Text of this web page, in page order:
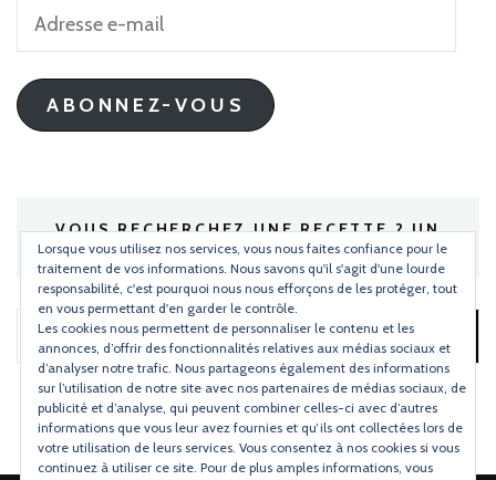
Adresse
mail
ABONNEZ-VOUS
VOUS RECHERCHEZ UNE RECETTE ? UN
INGRÉDIENT ?
Rechercher :
Lorsque vous utilisez nos services, vous nous faites confiance pour le
traitement de vos informations. Nous savons qu'il s'agit d'une lourde
responsabilité, c'est pourquoi nous nous efforçons de les protéger, tout
en vous permettant d'en garder le contrôle.
Les cookies nous permettent de personnaliser le contenu et les
annonces, d’offrir des fonctionnalités relatives aux médias sociaux et
d’analyser notre trafic. Nous partageons également des informations
sur l’utilisation de notre site avec nos partenaires de médias sociaux, de
publicité et d’analyse, qui peuvent combiner celles-ci avec d’autres
informations que vous leur avez fournies et qu’ils ont collectées lors de
votre utilisation de leurs services. Vous consentez à nos cookies si vous
continuez à utiliser ce site. Pour de plus amples informations, vous